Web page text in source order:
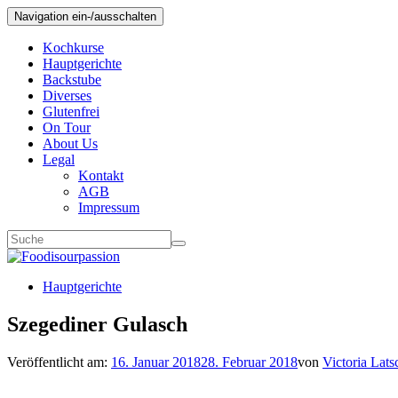
Navigation ein-/ausschalten
Kochkurse
Hauptgerichte
Backstube
Diverses
Glutenfrei
On Tour
About Us
Legal
Kontakt
AGB
Impressum
Hauptgerichte
Szegediner Gulasch
Veröffentlicht am: 16. Januar 201828. Februar 2018von Victoria